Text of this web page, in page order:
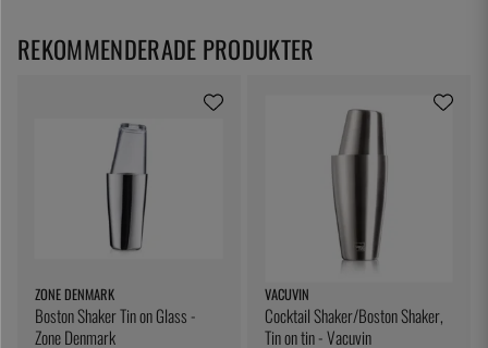
ZONE DENMARK
Boston Shaker Tin on Glass -
Zone Denmark
VACUVIN
Cocktail Shaker/Boston Shaker,
Tin on tin - Vacuvin
REKOMMENDERADE PRODUKTER